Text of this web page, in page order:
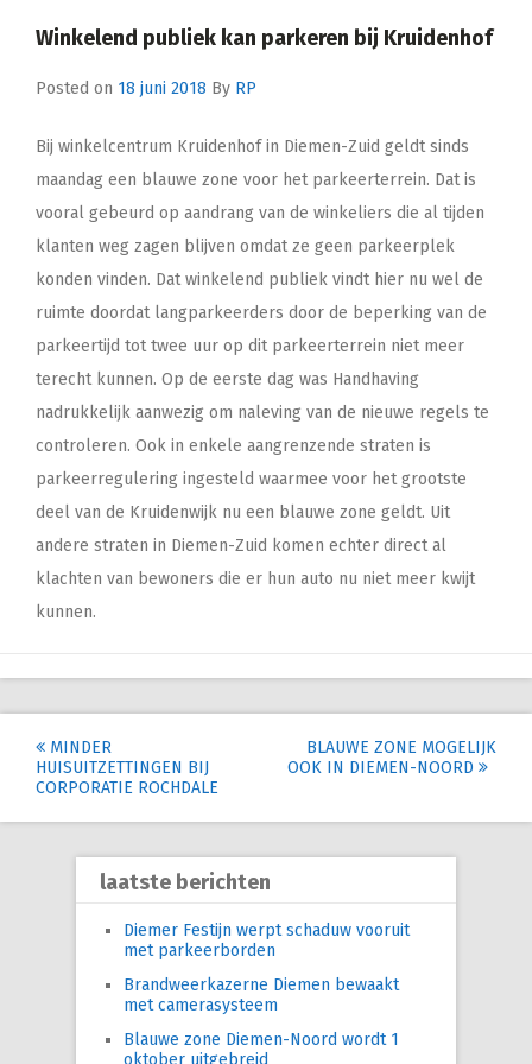
Winkelend publiek kan parkeren bij Kruidenhof
Posted on 18 juni 2018 By RP
Bij winkelcentrum Kruidenhof in Diemen-Zuid geldt sinds
maandag een blauwe zone voor het parkeerterrein. Dat is
vooral gebeurd op aandrang van de winkeliers die al tijden
klanten weg zagen blijven omdat ze geen parkeerplek
konden vinden. Dat winkelend publiek vindt hier nu wel de
ruimte doordat langparkeerders door de beperking van de
parkeertijd tot twee uur op dit parkeerterrein niet meer
terecht kunnen. Op de eerste dag was Handhaving
nadrukkelijk aanwezig om naleving van de nieuwe regels te
controleren. Ook in enkele aangrenzende straten is
parkeerregulering ingesteld waarmee voor het grootste
deel van de Kruidenwijk nu een blauwe zone geldt. Uit
andere straten in Diemen-Zuid komen echter direct al
klachten van bewoners die er hun auto nu niet meer kwijt
kunnen.
Post
navigation
MINDER
HUISUITZETTINGEN BIJ
CORPORATIE ROCHDALE
BLAUWE ZONE MOGELIJK
OOK IN DIEMEN-NOORD
laatste berichten
Diemer Festijn werpt schaduw vooruit
met parkeerborden
Brandweerkazerne Diemen bewaakt
met camerasysteem
Blauwe zone Diemen-Noord wordt 1
oktober uitgebreid